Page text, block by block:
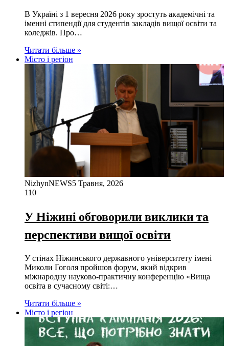
В Україні з 1 вересня 2026 року зростуть академічні та
іменні стипендії для студентів закладів вищої освіти та
коледжів. Про…
Читати більше »
Місто і регіон
NizhynNEWS5 Травня, 2026
110
У Ніжині обговорили виклики та
перспективи вищої освіти
У стінах Ніжинського державного університету імені
Миколи Гоголя пройшов форум, який відкрив
міжнародну науково-практичну конференцію «Вища
освіта в сучасному світі:…
Читати більше »
Місто і регіон